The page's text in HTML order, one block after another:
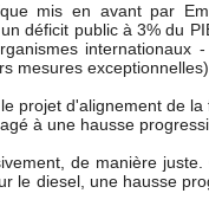
mis en avant par
déficit public à 3% du
mesures
projet d'alignement de
à une hausse
de manière
le diesel, une hausse